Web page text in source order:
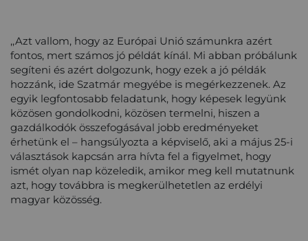
,,Azt vallom, hogy az Európai Unió számunkra azért
fontos, mert számos jó példát kínál. Mi abban próbálunk
segíteni és azért dolgozunk, hogy ezek a jó példák
hozzánk, ide Szatmár megyébe is megérkezzenek. Az
egyik legfontosabb feladatunk, hogy képesek legyünk
közösen gondolkodni, közösen termelni, hiszen a
gazdálkodók összefogásával jobb eredményeket
érhetünk el – hangsúlyozta a képviselő, aki a május 25-i
választások kapcsán arra hívta fel a figyelmet, hogy
ismét olyan nap közeledik, amikor meg kell mutatnunk
azt, hogy továbbra is megkerülhetetlen az erdélyi
magyar közösség.